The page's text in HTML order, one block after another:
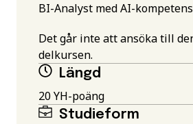
BI-Analyst med AI-kompetens
Det går inte att ansöka till
delkursen.
Längd
20 YH-poäng
Studieform